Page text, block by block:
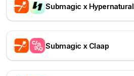
Submagic x Hypernatural
Submagic x Claap